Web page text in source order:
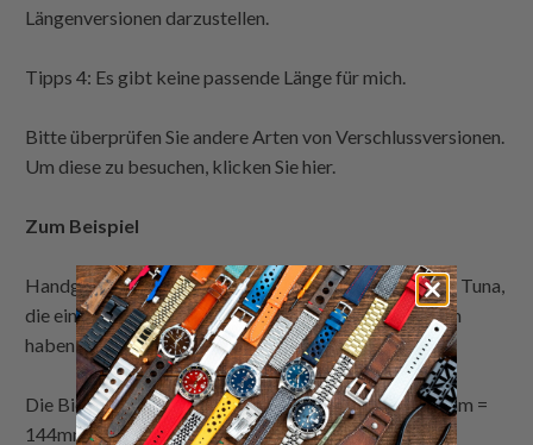
Längenversionen darzustellen.
Tipps 4: Es gibt keine passende Länge für mich.
Bitte überprüfen Sie andere Arten von Verschlussversionen.
Um diese zu besuchen, klicken Sie hier.
Zum Beispiel
Handgelenklänge = 180mm bei Verwendung an Seiko Tuna,
die eine Gehäuseboden-Federsteg-Distanz von 36mm
haben
Die Biegelänge des MeshBand beträgt 180mm - 36mm =
144mm